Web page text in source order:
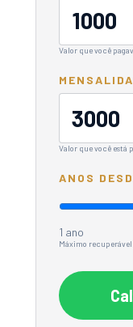
Valor que você
Valor que você está
ANOS
1 ano
Máximo